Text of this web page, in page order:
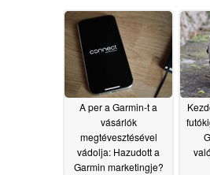
A per a Garmin-t a
vásárlók
megtévesztésével
vádolja: Hazudott a
Garmin marketingje?